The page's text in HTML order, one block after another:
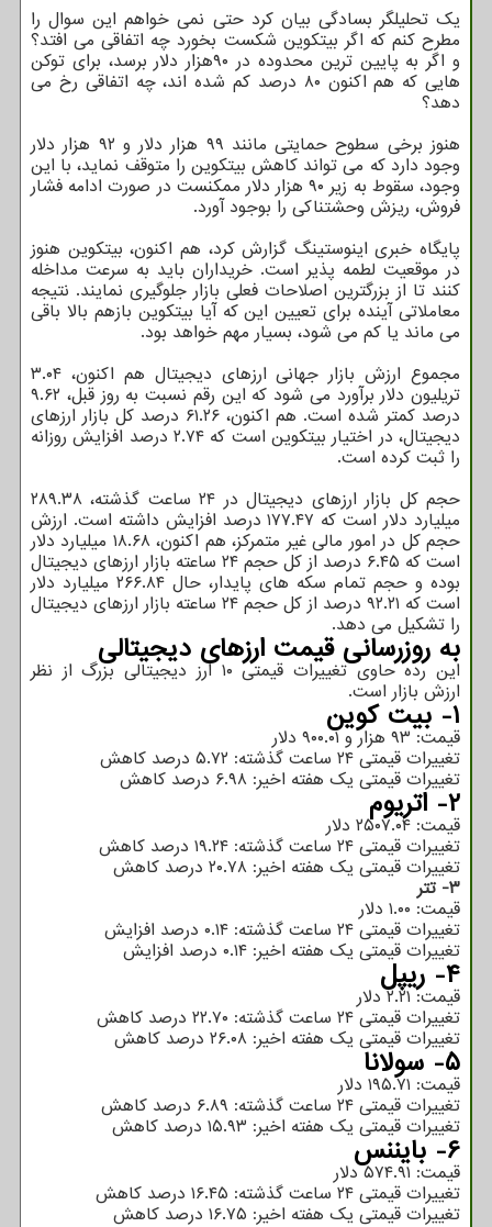
یک تحلیلگر بسادگی بیان کرد حتی نمی خواهم این سوال را
مطرح کنم که اگر بیتکوین شکست بخورد چه اتفاقی می افتد؟
و اگر به پایین ترین محدوده در ۹۰هزار دلار برسد، برای توکن
هایی که هم اکنون ۸۰ درصد کم شده اند، چه اتفاقی رخ می
دهد؟
هنوز برخی سطوح حمایتی مانند ۹۹ هزار دلار و ۹۲ هزار دلار
وجود دارد که می تواند کاهش بیتکوین را متوقف نماید، با این
وجود، سقوط به زیر ۹۰ هزار دلار ممکنست در صورت ادامه فشار
فروش، ریزش وحشتناکی را بوجود آورد.
پایگاه خبری اینوستینگ گزارش کرد، هم اکنون، بیتکوین هنوز
در موقعیت لطمه پذیر است. خریداران باید به سرعت مداخله
کنند تا از بزرگترین اصلاحات فعلی بازار جلوگیری نمایند. نتیجه
معاملاتی آینده برای تعیین این که آیا بیتکوین بازهم بالا باقی
می ماند یا کم می شود، بسیار مهم خواهد بود.
مجموع ارزش بازار جهانی ارزهای دیجیتال هم اکنون، ۳.۰۴
تریلیون دلار برآورد می شود که این رقم نسبت به روز قبل، ۹.۶۲
درصد کمتر شده است. هم اکنون، ۶۱.۲۶ درصد کل بازار ارزهای
دیجیتال، در اختیار بیتکوین است که ۲.۷۴ درصد افزایش روزانه
را ثبت کرده است.
حجم کل بازار ارزهای دیجیتال در ۲۴ ساعت گذشته، ۲۸۹.۳۸
میلیارد دلار است که ۱۷۷.۴۷ درصد افزایش داشته است. ارزش
حجم کل در امور مالی غیر متمرکز، هم اکنون، ۱۸.۶۸ میلیارد دلار
است که ۶.۴۵ درصد از کل حجم ۲۴ ساعته بازار ارزهای دیجیتال
بوده و حجم تمام سکه های پایدار، حال ۲۶۶.۸۴ میلیارد دلار
است که ۹۲.۲۱ درصد از کل حجم ۲۴ ساعته بازار ارزهای دیجیتال
را تشکیل می دهد.
به روزرسانی قیمت ارزهای دیجیتالی
این رده حاوی تغییرات قیمتی ۱۰ ارز دیجیتالی بزرگ از نظر
ارزش بازار است.
۱- بیت کوین
قیمت: ۹۳ هزار و ۹۰۰.۰۱ دلار
تغییرات قیمتی ۲۴ ساعت گذشته: ۵.۷۲ درصد کاهش
تغییرات قیمتی یک هفته اخیر: ۶.۹۸ درصد کاهش
۲- اتریوم
قیمت: ۲۵۰۷.۰۴ دلار
تغییرات قیمتی ۲۴ ساعت گذشته: ۱۹.۲۴ درصد کاهش
تغییرات قیمتی یک هفته اخیر: ۲۰.۷۸ درصد کاهش
۳- تتر
قیمت: ۱.۰۰ دلار
تغییرات قیمتی ۲۴ ساعت گذشته: ۰.۱۴ درصد افزایش
تغییرات قیمتی یک هفته اخیر: ۰.۱۴ درصد افزایش
۴- ریپل
قیمت: ۲.۲۱ دلار
تغییرات قیمتی ۲۴ ساعت گذشته: ۲۲.۷۰ درصد کاهش
تغییرات قیمتی یک هفته اخیر: ۲۶.۰۸ درصد کاهش
۵- سولانا
قیمت: ۱۹۵.۷۱ دلار
تغییرات قیمتی ۲۴ ساعت گذشته: ۶.۸۹ درصد کاهش
تغییرات قیمتی یک هفته اخیر: ۱۵.۹۳ درصد کاهش
۶- بایننس
قیمت: ۵۷۴.۹۱ دلار
تغییرات قیمتی ۲۴ ساعت گذشته: ۱۶.۴۵ درصد کاهش
تغییرات قیمتی یک هفته اخیر: ۱۶.۷۵ درصد کاهش